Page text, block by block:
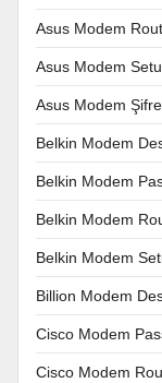
Asus Modem
Asus Modem
Asus Modem
Belkin Modem
Belkin Modem
Belkin Modem
Belkin Modem
Billion Modem
Cisco Modem
Cisco Modem